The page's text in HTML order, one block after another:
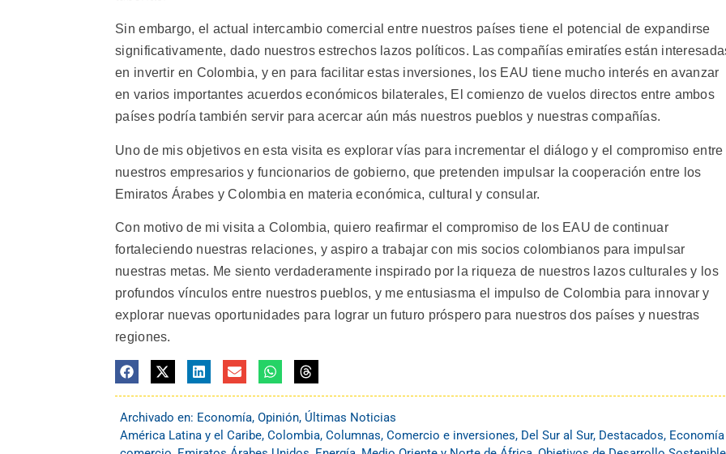
Sin embargo, el actual intercambio comercial entre nuestros países tiene el potencial de expandirse
significativamente, dado nuestros estrechos lazos políticos. Las compañías emiratíes están
en invertir en Colombia, y en para facilitar estas inversiones, los EAU tiene mucho interés en avanzar
en varios importantes acuerdos económicos bilaterales, El comienzo de vuelos directos entre ambos
países podría también servir para acercar aún más nuestros pueblos y nuestras compañías.
Uno de mis objetivos en esta visita es explorar vías para incrementar el diálogo y el compromiso entre
nuestros empresarios y funcionarios de gobierno, que pretenden impulsar la cooperación entre los
Emiratos Árabes y Colombia en materia económica, cultural y consular.
Con motivo de mi visita a Colombia, quiero reafirmar el compromiso de los EAU de continuar
fortaleciendo nuestras relaciones, y aspiro a trabajar con mis socios colombianos para impulsar
nuestras metas. Me siento verdaderamente inspirado por la riqueza de nuestros lazos culturales y los
profundos vínculos entre nuestros pueblos, y me entusiasma el impulso de Colombia para innovar y
explorar nuevas oportunidades para lograr un futuro próspero para nuestros dos países y nuestras
regiones.
Archivado en: Economía, Opinión, Últimas Noticias
América Latina y el Caribe, Colombia, Columnas, Comercio e inversiones, Del Sur al Sur, Destacados,